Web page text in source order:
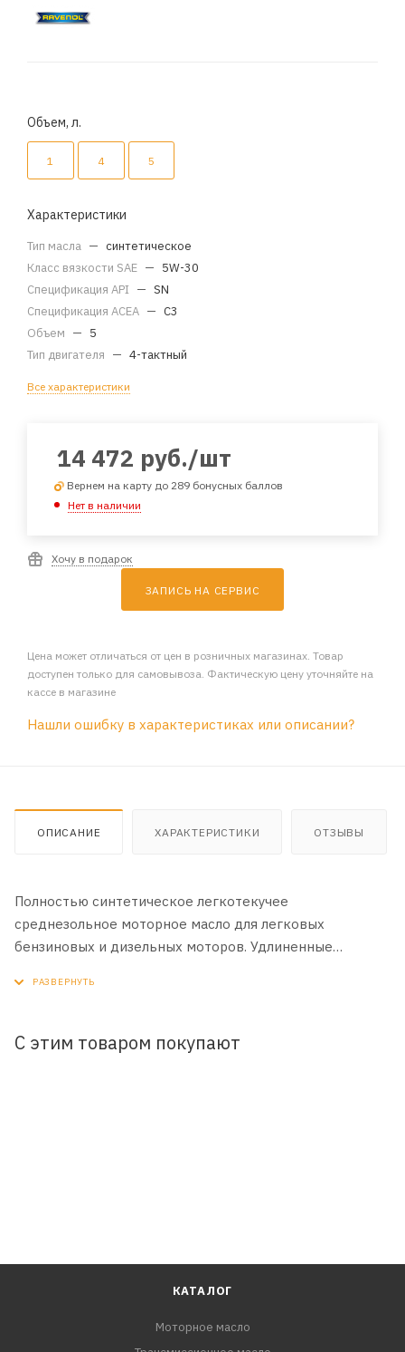
Объем, л.
1 4 5
Характеристики
Тип масла — синтетическое
Класс вязкости SAE — 5W-30
Спецификация API — SN
Спецификация ACEA — C3
Объем — 5
Тип двигателя — 4-тактный
Все характеристики
14 472 руб./шт
Вернем на карту до 289 бонусных баллов
Нет в наличии
Хочу в подарок
ЗАПИСЬ НА СЕРВИС
Цена может отличаться от цен в розничных магазинах. Товар
доступен только для самовывоза. Фактическую цену уточняйте на
кассе в магазине
Нашли ошибку в характеристиках или описании?
ОПИСАНИЕ ХАРАКТЕРИСТИКИ ОТЗЫВЫ
Полностью синтетическое легкотекучее
среднезольное моторное масло для легковых
бензиновых и дизельных моторов. Удлиненные
С этим товаром покупают
КАТАЛОГ
Моторное масло